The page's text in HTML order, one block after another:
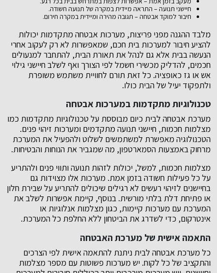
חיישני תנועה – התראה מיידית במקרה של תנועה חשודה.
חיבור למוקד אבטחה – תגובה מהירה ומיידית במקרה חירום.
מלבד ההגנה מפני פריצות, מערכות אבטחה מתקדמות יכולות
להציע חיבור למערכות בית חכם, שמאפשרות לא רק לעקוב אחרי
הנעשה בבית אלא גם לנהל את תאורת הבית, להתחבר למנעולים
חכמים, להדליק מכשירי חשמל לפי הצורך ואף לשלב חיישני גילוי
אש או גז כאופציה. כל זאת תורם לחוויית משתמש משופרת
ולתפקוד יעיל של הבית כולו.
טכנולוגיות מתקדמות במערכות אבטחה
מערכת אבטחה לבית כיום מבוססת על טכנולוגיות מתקדמות כמו
מצלמות חכמות, חיישני תנועה מתקדמים ומערכות זיהוי פנים.
הטכנולוגיה מאפשרת למשתמשים לשלוט ולהפעיל את המערכת
מרחוק באמצעות הסמארטפון, מה שמגביר את הנוחות והבטיחות.
מצלמות חכמות, למשל, יכולות לזהות תנועה ותווי פנים ולהתריע
על כל פעילות חשודה בזמן אמת. מערכות אלו מצוידות גם
בחיישנים לזיהוי רעשים לא רגילים שיכולים להתריע על שבירת חלון
או פתיחת דלת בלתי מורשית. בנוסף, קיימת אפשרות לשלב את
המערכת עם מערכות קיימות, כגון מצלמות אנלוגיות או
אינטרקום, כדי לשדרג את הביטחון ללא החלפת כל המערכת.
התאמה אישית של מערכת האבטחה
כל מערכת אבטחה לבית ניתנת להתאמה אישית לפי הצרכים
והתקציב של כל לקוח. יש מערכות פשוטות עם מספר מצלמות